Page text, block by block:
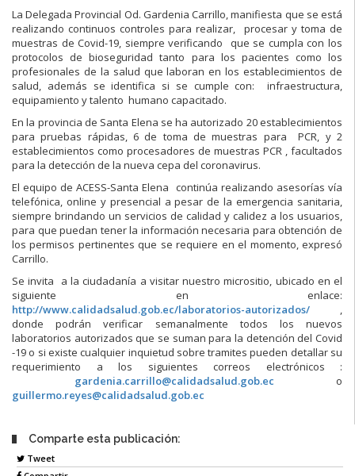
La Delegada Provincial Od. Gardenia Carrillo, manifiesta que se está
realizando continuos controles para realizar, procesar y toma de
muestras de Covid-19, siempre verificando que se cumpla con los
protocolos de bioseguridad tanto para los pacientes como los
profesionales de la salud que laboran en los establecimientos de
salud, además se identifica si se cumple con: infraestructura,
equipamiento y talento humano capacitado.
En la provincia de Santa Elena se ha autorizado 20 establecimientos
para pruebas rápidas, 6 de toma de muestras para PCR, y 2
establecimientos como procesadores de muestras PCR , facultados
para la detección de la nueva cepa del coronavirus.
El equipo de ACESS-Santa Elena continúa realizando asesorías vía
telefónica, online y presencial a pesar de la emergencia sanitaria,
siempre brindando un servicios de calidad y calidez a los usuarios,
para que puedan tener la información necesaria para obtención de
los permisos pertinentes que se requiere en el momento, expresó
Carrillo.
Se invita a la ciudadanía a visitar nuestro micrositio, ubicado en el
siguiente en enlace:
http://www.calidadsalud.gob.ec/laboratorios-autorizados/ ,
donde podrán verificar semanalmente todos los nuevos
laboratorios autorizados que se suman para la detención del Covid
-19 o si existe cualquier inquietud sobre tramites pueden detallar su
requerimiento a los siguientes correos electrónicos :
gardenia.carrillo@calidadsalud.gob.ec o
guillermo.reyes@calidadsalud.gob.ec
Comparte esta publicación:
Tweet